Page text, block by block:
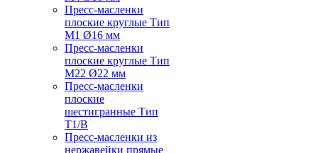
Пресс-масленки
плоские круглые Тип
M1 Ø16 мм
Пресс-масленки
плоские круглые Тип
M22 Ø22 мм
Пресс-масленки
плоские
шестигранные Тип
T1/B
Пресс-масленки из
нержавейки прямые